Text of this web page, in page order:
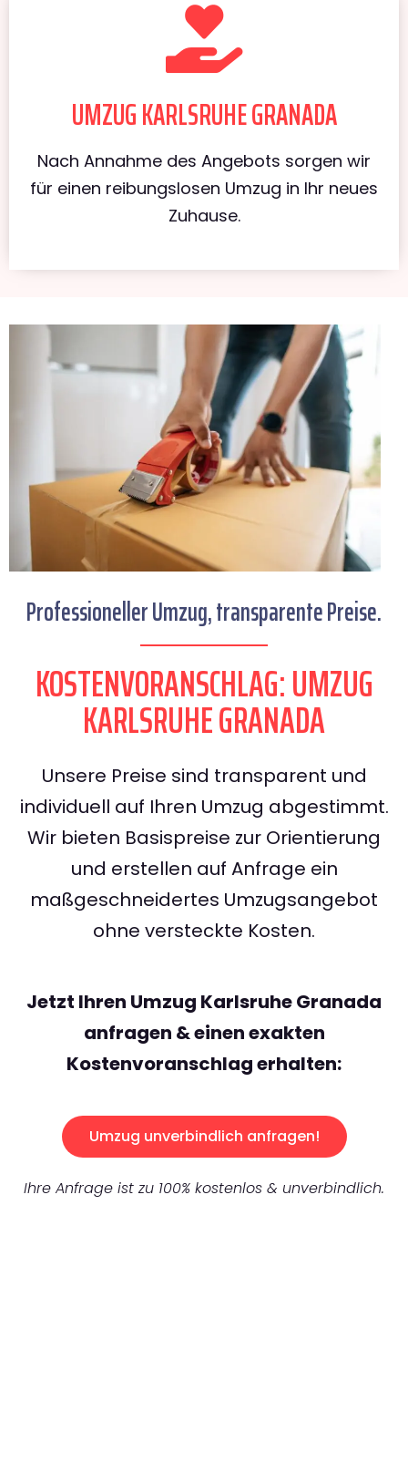
UMZUG KARLSRUHE GRANADA
Nach Annahme des Angebots sorgen wir
für einen reibungslosen Umzug in Ihr neues
Zuhause.
Professioneller Umzug, transparente Preise.
KOSTENVORANSCHLAG: UMZUG
KARLSRUHE GRANADA
Unsere Preise sind transparent und
individuell auf Ihren Umzug abgestimmt.
Wir bieten Basispreise zur Orientierung
und erstellen auf Anfrage ein
maßgeschneidertes Umzugsangebot
ohne versteckte Kosten.
Jetzt Ihren Umzug Karlsruhe Granada
anfragen & einen exakten
Kostenvoranschlag erhalten:
Umzug unverbindlich anfragen!
Ihre Anfrage ist zu 100% kostenlos & unverbindlich.